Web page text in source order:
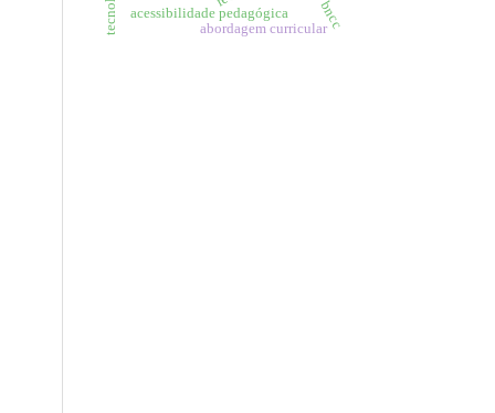
acessibilidade pedagógica
abordagem curricularbncc